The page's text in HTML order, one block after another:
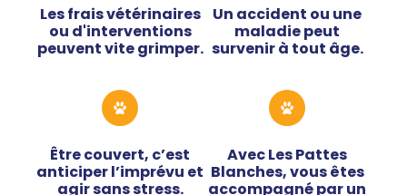
Les frais vétérinaires
ou d'interventions
peuvent vite grimper.
Un accident ou une
maladie peut
survenir à tout âge.
Être couvert, c’est
anticiper l’imprévu et
agir sans stress.
Avec Les Pattes
Blanches, vous êtes
accompagné par un